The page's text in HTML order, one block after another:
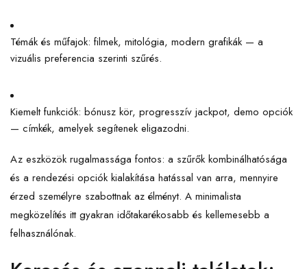
Témák és műfajok: filmek, mitológia, modern grafikák — a
vizuális preferencia szerinti szűrés.
Kiemelt funkciók: bónusz kör, progresszív jackpot, demo opciók
— címkék, amelyek segítenek eligazodni.
Az eszközök rugalmassága fontos: a szűrők kombinálhatósága
és a rendezési opciók kialakítása hatással van arra, mennyire
érzed személyre szabottnak az élményt. A minimalista
megközelítés itt gyakran időtakarékosabb és kellemesebb a
felhasználónak.